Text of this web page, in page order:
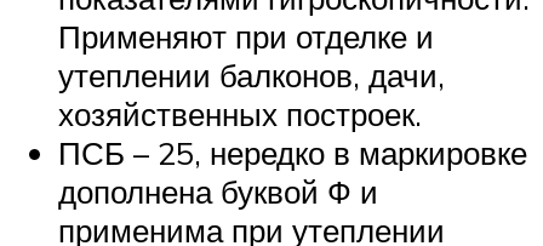
Применяют при отделке и
утеплении балконов, дачи,
хозяйственных построек.
ПСБ – 25, нередко в маркировке
дополнена буквой Ф и
применима при утеплении